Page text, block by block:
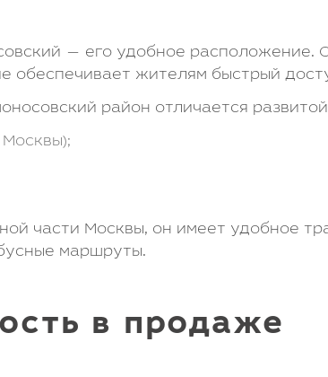
— его удобное расположение.
обеспечивает жителям быстрый
район отличается
части Москвы, он имеет удобное
маршруты.
в продаже